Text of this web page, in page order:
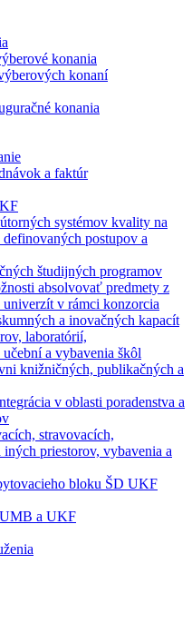
konania
konaní
konania
a faktúr
systémov kvality na
definovaných postupov a
študijných programov
absolvovať predmety z
v rámci konzorcia
a inovačných kapacít
laboratórií,
a vybavenia škôl
knižničných, publikačných a
v oblasti poradenstva a
stravovacích,
priestorov, vybavenia a
bloku ŠD UKF
a UKF